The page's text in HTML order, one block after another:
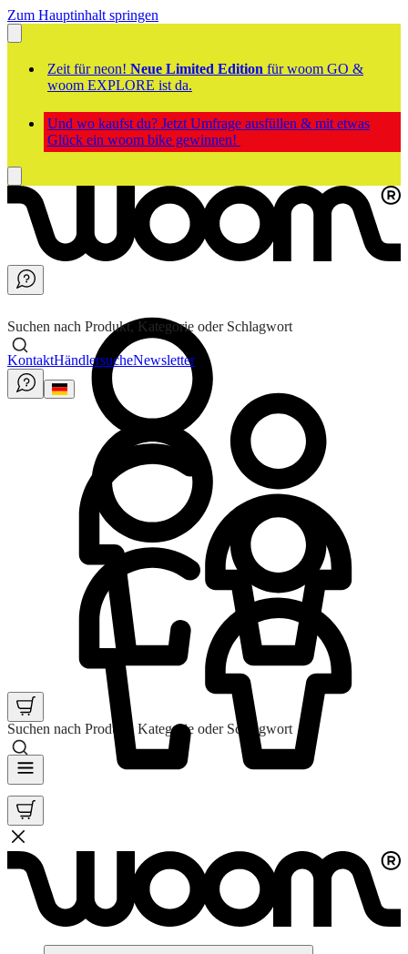
Zum Hauptinhalt springen
Zeit für neon! Neue Limited Edition für woom GO &
woom EXPLORE ist da.
Und wo kaufst du? Jetzt Umfrage ausfüllen & mit etwas
Glück ein woom bike gewinnen!
Suchen nach Produkt, Kategorie oder Schlagwort
Suchen nach Produkt, Kategorie oder Schlagwort
KontaktHändlersucheNewsletter